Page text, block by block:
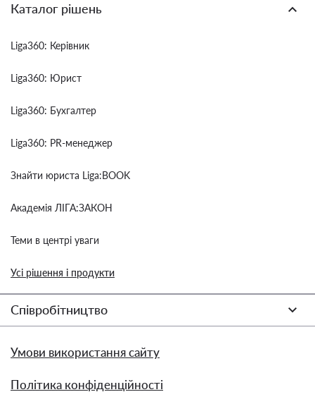
Каталог рішень
Liga360: Керівник
Liga360: Юрист
Liga360: Бухгалтер
Liga360: PR-менеджер
Знайти юриста Liga:BOOK
Академія ЛІГА:ЗАКОН
Теми в центрі уваги
Усі рішення і продукти
Співробітництво
Умови використання сайту
Політика конфіденційності